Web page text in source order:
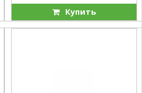
Купить